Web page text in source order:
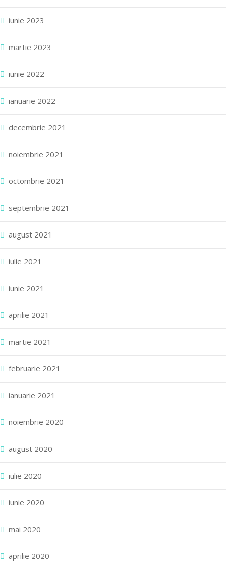
iunie 2023
martie 2023
iunie 2022
ianuarie 2022
decembrie 2021
noiembrie 2021
octombrie 2021
septembrie 2021
august 2021
iulie 2021
iunie 2021
aprilie 2021
martie 2021
februarie 2021
ianuarie 2021
noiembrie 2020
august 2020
iulie 2020
iunie 2020
mai 2020
aprilie 2020